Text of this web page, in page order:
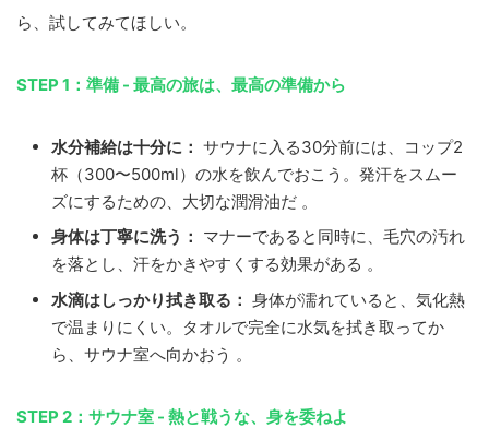
ら、試してみてほしい。
STEP 1：準備 - 最高の旅は、最高の準備から
水分補給は十分に： サウナに入る30分前には、コップ2
杯（300〜500ml）の水を飲んでおこう。発汗をスムー
ズにするための、大切な潤滑油だ 。
身体は丁寧に洗う： マナーであると同時に、毛穴の汚れ
を落とし、汗をかきやすくする効果がある 。
水滴はしっかり拭き取る： 身体が濡れていると、気化熱
で温まりにくい。タオルで完全に水気を拭き取ってか
ら、サウナ室へ向かおう 。
STEP 2：サウナ室 - 熱と戦うな、身を委ねよ